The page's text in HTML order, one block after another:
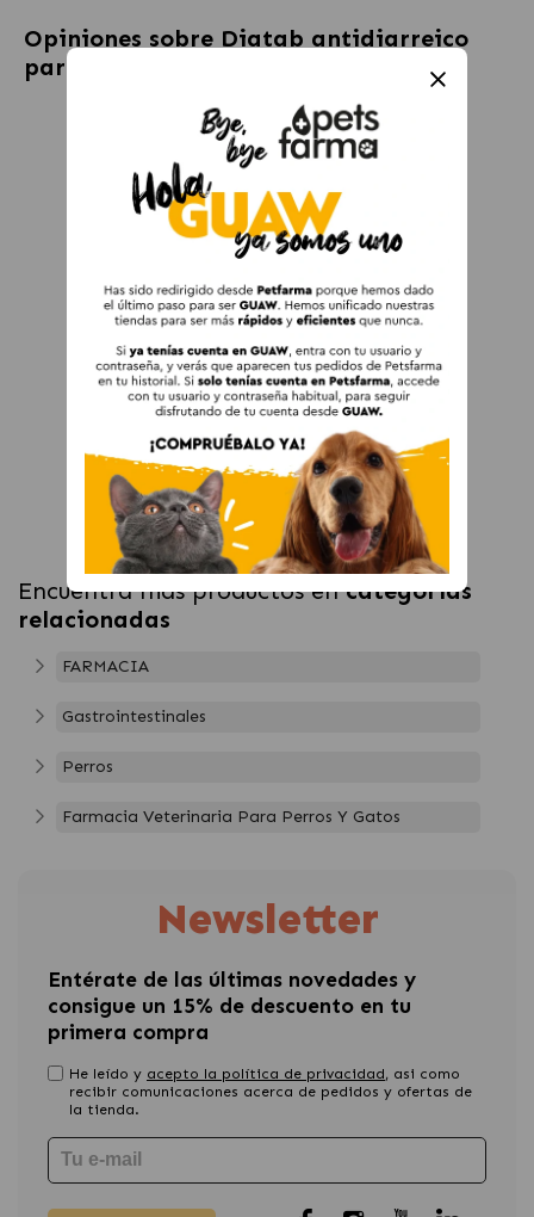
Opiniones sobre Diatab antidiarreico
para perros
Encuentra más productos encategorías
relacionadas
FARMACIA
Gastrointestinales
Perros
Farmacia Veterinaria Para Perros Y Gatos
Newsletter
Entérate de las últimas novedades y
consigue un 15% de descuento en tu
primera compra
He leído y acepto la política de privacidad, asi como
recibir comunicaciones acerca de pedidos y ofertas de
la tienda.